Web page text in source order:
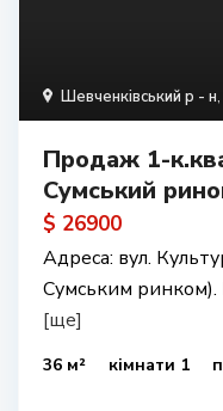
Шевченківський р - н,
Продаж 1-
Сумський
$ 26900
Адреса: вул.
Сумським ринком).
[ще]
36 м² кімнати 1